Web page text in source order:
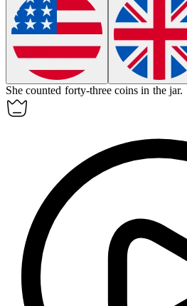
She counted forty-three coins in the jar.